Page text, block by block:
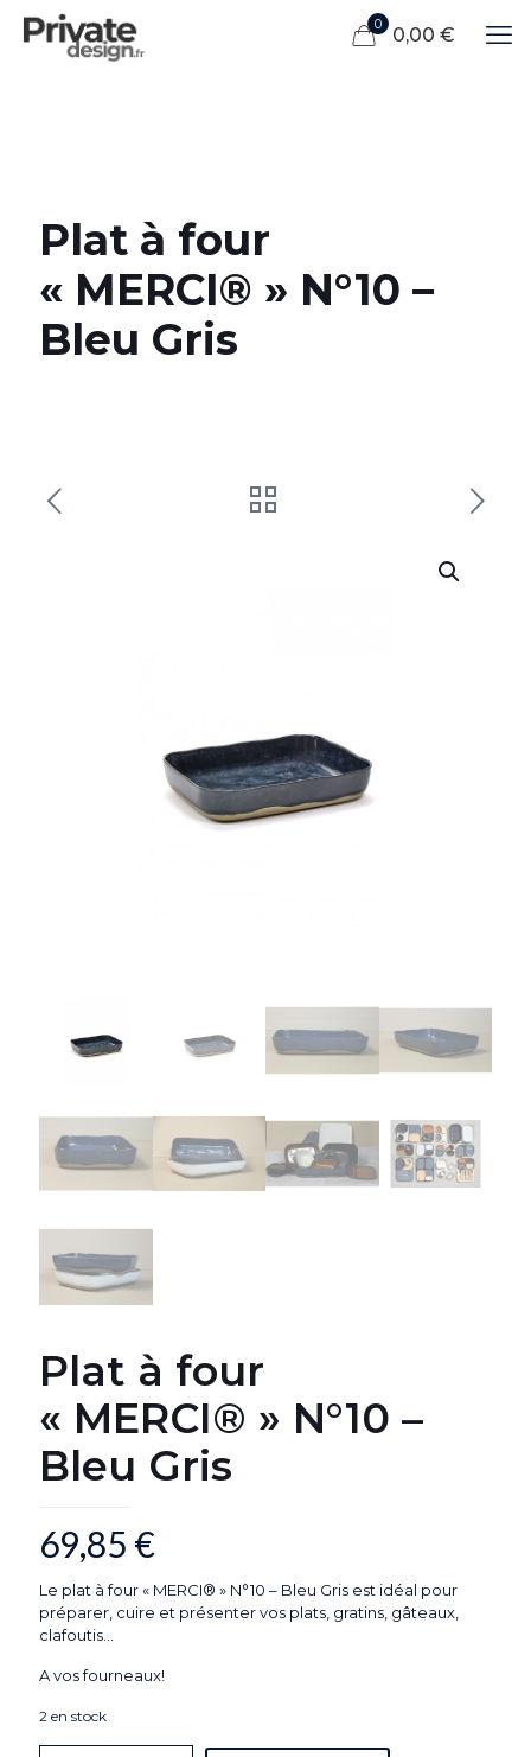
0 0,00 €
Plat à four
« MERCI® » N°10 –
Bleu Gris
Plat à four
« MERCI® » N°10 –
Bleu Gris
69,85 €
Le plat à four « MERCI® » N°10 – Bleu Gris est idéal pour
préparer, cuire et présenter vos plats, gratins, gâteaux,
clafoutis…
A vos fourneaux!
2 en stock